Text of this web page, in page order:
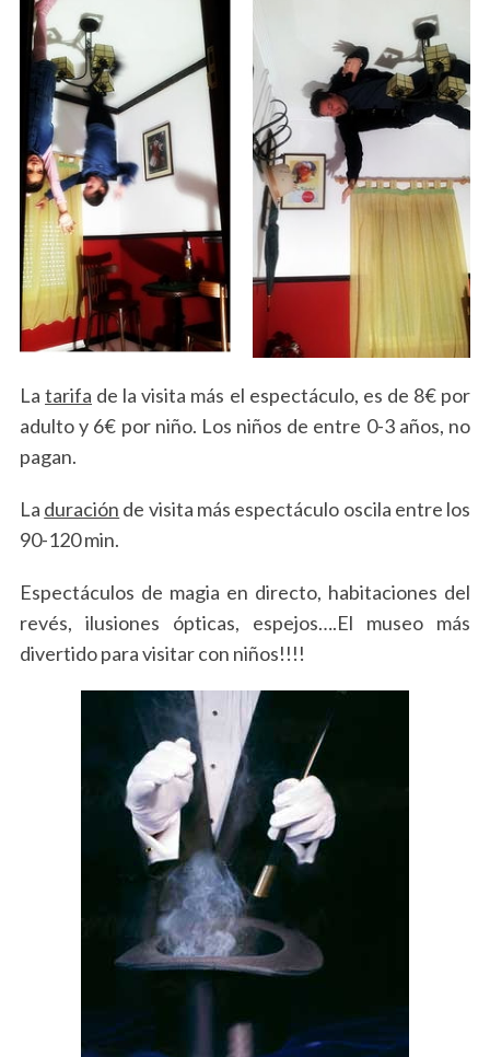
Latarifa de la visita más el espectáculo, es de 8€ por
adulto y 6€ por niño. Los niños de entre 0-3 años, no
pagan.
La duración de visita más espectáculo oscila entre los
90-120 min.
Espectáculos de magia en directo, habitaciones del
revés, ilusiones ópticas, espejos….El museo más
divertido para visitar con niños!!!!
o